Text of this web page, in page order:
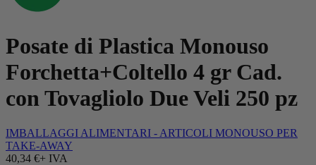
Posate di Plastica Monouso
Forchetta+Coltello 4 gr Cad.
con Tovagliolo Due Veli 250 pz
IMBALLAGGI ALIMENTARI - ARTICOLI MONOUSO PER
TAKE-AWAY
40,34 €+ IVA